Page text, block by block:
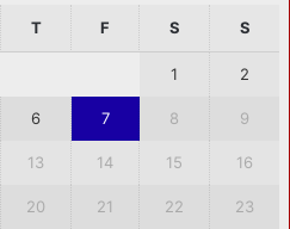
T F S S
1 2
6 7 8 9
13 14 15 16
20 21 22 23